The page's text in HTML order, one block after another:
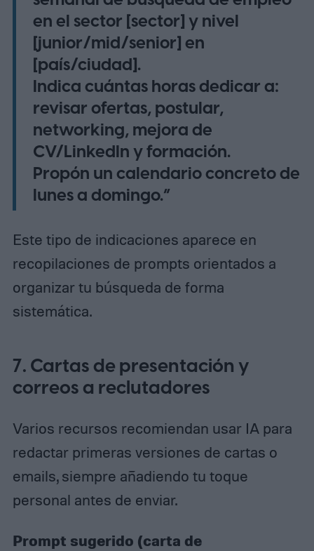
en el sector [sector] y nivel
[junior/mid/senior] en
[país/ciudad].
Indica cuántas horas dedicar a:
revisar ofertas, postular,
networking, mejora de
CV/LinkedIn y formación.
Propón un calendario concreto de
lunes a domingo.”
Este tipo de indicaciones aparece en
recopilaciones de prompts orientados a
organizar tu búsqueda de forma
sistemática.
7. Cartas de presentación y
correos a reclutadores
Varios recursos recomiendan usar IA para
redactar primeras versiones de cartas o
emails, siempre añadiendo tu toque
personal antes de enviar.
Prompt sugerido (carta de